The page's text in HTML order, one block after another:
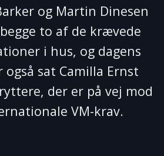
og Martin Dinesen
to af de krævede
i hus, og dagens
sat Camilla Ernst
der er på vej mod
VM-krav.